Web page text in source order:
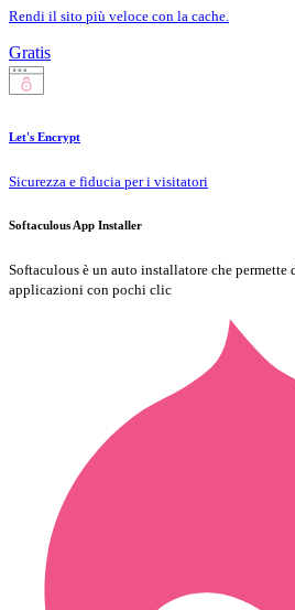
Rendi il sito più veloce con la cache.
Gratis
Let's Encrypt
Sicurezza e fiducia per i visitatori
Softaculous App Installer
Softaculous è un auto installatore che permette
applicazioni con pochi clic